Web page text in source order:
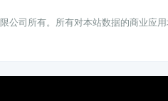
公司所有。所有对本站数据的商业应